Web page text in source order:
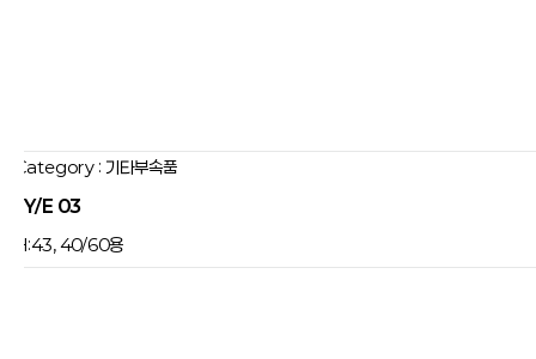
: 기타부속품
E 03
40/60용